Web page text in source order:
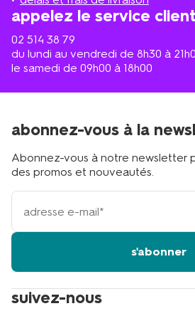
appelez le service
02 514 38 79
du lundi au vendredi de 8h30 à
le samedi de 09h00 à 18h00
suivez-nous
abonnez-vous à la
Abonnez-vous à notre newsletter
des promos et nouveautés.
votre
adresse
s'abonner